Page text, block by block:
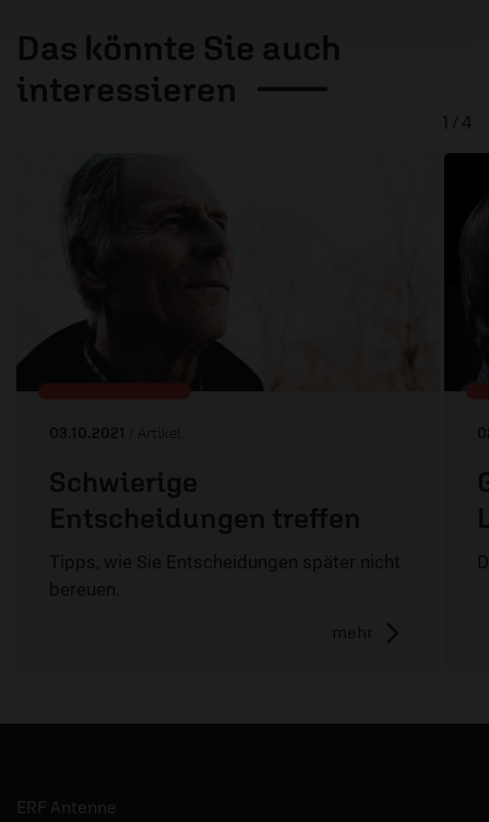
Das könnte Sie auch
interessieren
03.10.2021 / Artikel
Schwierige
Entscheidungen treffen
Tipps, wie Sie Entscheidungen später nicht
bereuen.
mehr
1 / 4
ERF Antenne